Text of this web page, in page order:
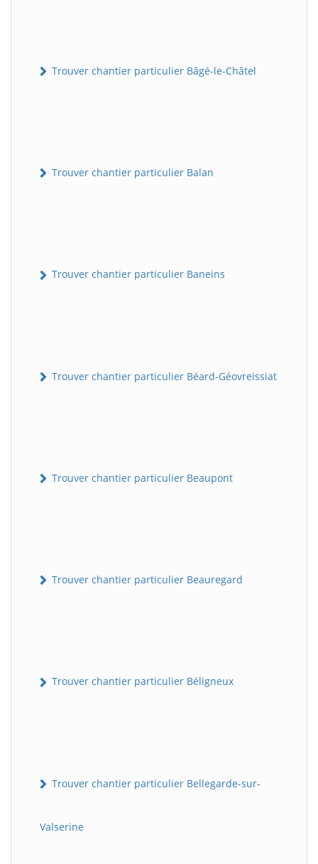
Trouver chantier particulier Bâgé-le-Châtel
Trouver chantier particulier Balan
Trouver chantier particulier Baneins
Trouver chantier particulier Béard-Géovreissiat
Trouver chantier particulier Beaupont
Trouver chantier particulier Beauregard
Trouver chantier particulier Béligneux
Trouver chantier particulier Bellegarde-sur-
Valserine